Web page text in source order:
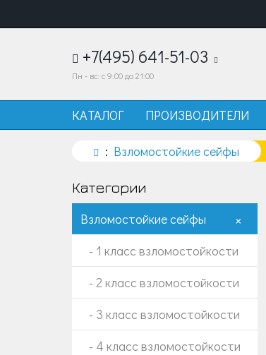
+7(495) 641-51-03
Пн - вс: с 9:00 до 21:00
КАТАЛОГ ПРОИЗВОДИТЕЛИ
Взломостойкие сейфы
Категории
Взломостойкие сейфы +
- 1 класс взломостойкости
- 2 класс взломостойкости
- 3 класс взломостойкости
- 4 класс взломостойкости